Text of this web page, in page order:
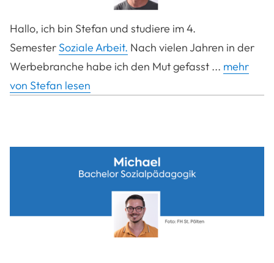
Hallo, ich bin Stefan und studiere im 4.
Semester Soziale Arbeit. Nach vielen Jahren in der
Werbebranche habe ich den Mut gefasst ... mehr
von Stefan lesen